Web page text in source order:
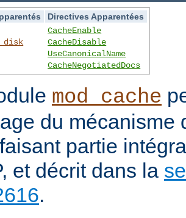
Directives Apparentées
CacheEnable
CacheDisable
UseCanonicalName
CacheNegotiatedDocs
mod_cache
du mécanisme
partie
et décrit dans la
.